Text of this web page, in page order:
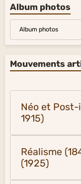
Album photos
Album photos
Mouvements
Néo et Post-
1915)
Réalisme
(1925)